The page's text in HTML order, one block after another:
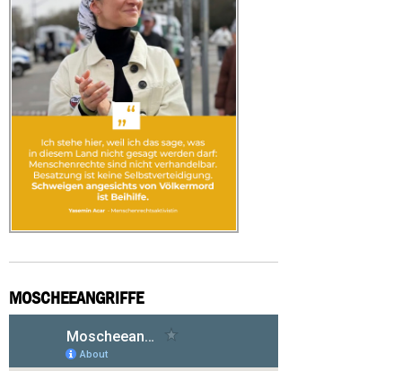
MOSCHEEANGRIFFE